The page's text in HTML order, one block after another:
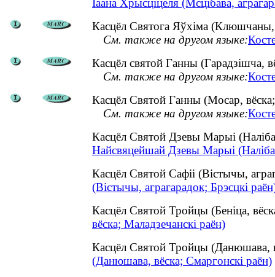
Іаана Хрысціцеля (Мсцібава,
Касцёл Святога Яўхіма (Клюшчаны,
См. также на другом языке:
Касцёл святой Ганны (Гарадзішча,
См. также на другом языке:
Касцёл Святой Ганны (Мосар,
См. также на другом языке:
Касцёл Святой Дзевы Марыі
Найсвяцейшай Дзевы Марыі
Касцёл Святой Сафіі (Вістычы,
(Вістычы, аграгарадок; Брэсцкі
Касцёл Святой Тройцы (Беніца,
вёска; Маладзечанскі раён)
Касцёл Святой Тройцы (Данюшава,
(Данюшава, вёска; Смаргонскі раён)